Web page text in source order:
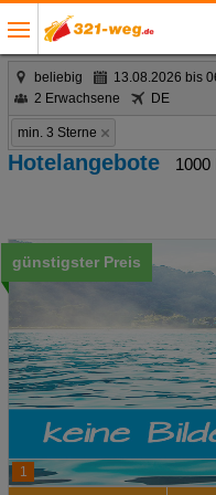
beliebig
13.08.2026 bis
2 Erwachsene
DE
min. 3 Sterne
Hotelangebote 1000
1
günstigster Preis